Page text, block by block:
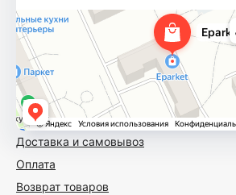
Доставка и самовывоз
Оплата
Возврат товаров